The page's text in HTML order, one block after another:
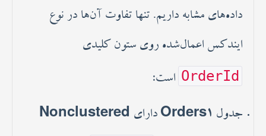
داده‌های مشابه داریم. تنها تفاوت آن‌ها در نوع
ایندکس اعمال‌شده روی ستون کلیدی
OrderId است:
جدول Orders1 دارای Nonclustered